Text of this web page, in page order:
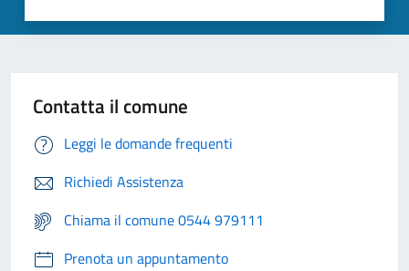
Contatta il comune
Leggi le domande frequenti
Richiedi Assistenza
Chiama il comune 0544 979111
Prenota un appuntamento